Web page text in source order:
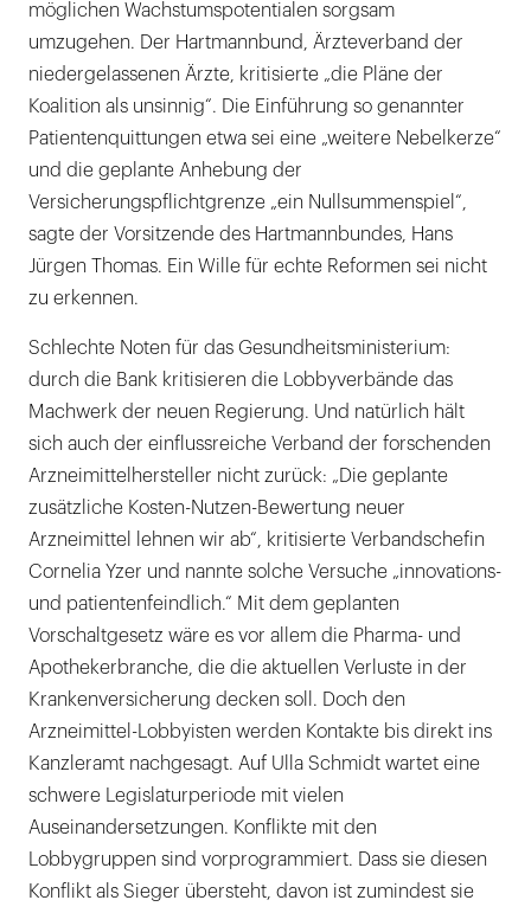
möglichen Wachstumspotentialen sorgsam
umzugehen. Der Hartmannbund, Ärzteverband der
niedergelassenen Ärzte, kritisierte „die Pläne der
Koalition als unsinnig“. Die Einführung so genannter
Patientenquittungen etwa sei eine „weitere Nebelkerze“
und die geplante Anhebung der
Versicherungspflichtgrenze „ein Nullsummenspiel“,
sagte der Vorsitzende des Hartmannbundes, Hans
Jürgen Thomas. Ein Wille für echte Reformen sei nicht
zu erkennen.
Schlechte Noten für das Gesundheitsministerium:
durch die Bank kritisieren die Lobbyverbände das
Machwerk der neuen Regierung. Und natürlich hält
sich auch der einflussreiche Verband der forschenden
Arzneimittelhersteller nicht zurück: „Die geplante
zusätzliche Kosten-Nutzen-Bewertung neuer
Arzneimittel lehnen wir ab“, kritisierte Verbandschefin
Cornelia Yzer und nannte solche Versuche „innovations-
und patientenfeindlich.“ Mit dem geplanten
Vorschaltgesetz wäre es vor allem die Pharma- und
Apothekerbranche, die die aktuellen Verluste in der
Krankenversicherung decken soll. Doch den
Arzneimittel-Lobbyisten werden Kontakte bis direkt ins
Kanzleramt nachgesagt. Auf Ulla Schmidt wartet eine
schwere Legislaturperiode mit vielen
Auseinandersetzungen. Konflikte mit den
Lobbygruppen sind vorprogrammiert. Dass sie diesen
Konflikt als Sieger übersteht, davon ist zumindest sie